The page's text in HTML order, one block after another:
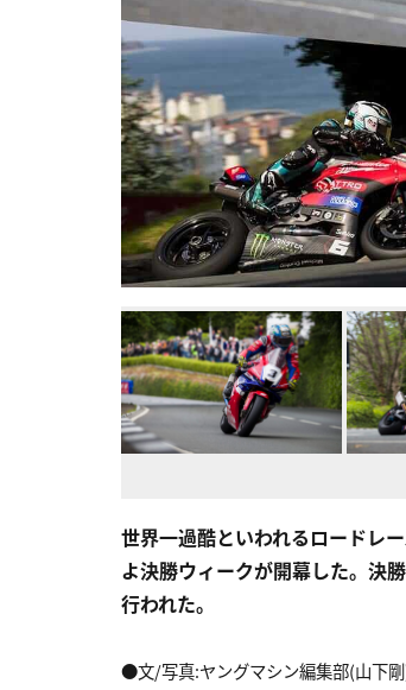
世界一過酷といわれるロードレ
よ決勝ウィークが開幕した。決
行われた。
●文/写真:ヤングマシン編集部(山下